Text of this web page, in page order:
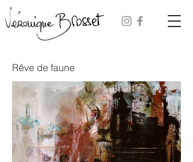
Rêve de faune